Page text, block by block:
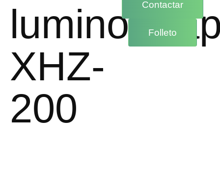
XHZ-
200
Contactar
Folleto